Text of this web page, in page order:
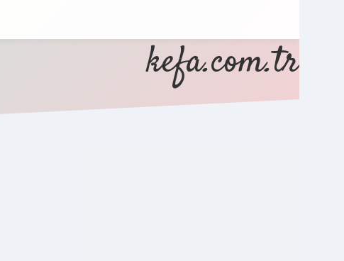
kefa.com.tr